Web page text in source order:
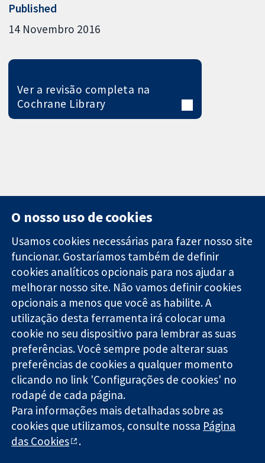
Published
14 Novembro 2016
Ver a revisão completa na
Cochrane Library
Evidências
confiáveis.
Decisões
informadas.
Melhor saúde.
11-13 Cavendish
Square
Londres
W1G 0AN
Reino Unido
Contato
Notícias
Assessoria de
imprensa
Sobre nós
Cochrane
Library
A Cochrane Collaboration é uma organização sem fins lucrativos
(caridade nº 1045921) e uma empresa limitada por garantia (nº
03044323) registrada na Inglaterra e no País de Gales.
Copyright © 2026 The Cochrane Collaboration
O nosso uso de cookies
Usamos cookies necessárias para fazer nosso site
funcionar. Gostaríamos também de definir
cookies analíticos opcionais para nos ajudar a
melhorar nosso site. Não vamos definir cookies
opcionais a menos que você as habilite. A
utilização desta ferramenta irá colocar uma
cookie no seu dispositivo para lembrar as suas
preferências. Você sempre pode alterar suas
preferências de cookies a qualquer momento
clicando no link 'Configurações de cookies' no
rodapé de cada página.
Para informações mais detalhadas sobre as
cookies que utilizamos, consulte nossa Página
das Cookies
.